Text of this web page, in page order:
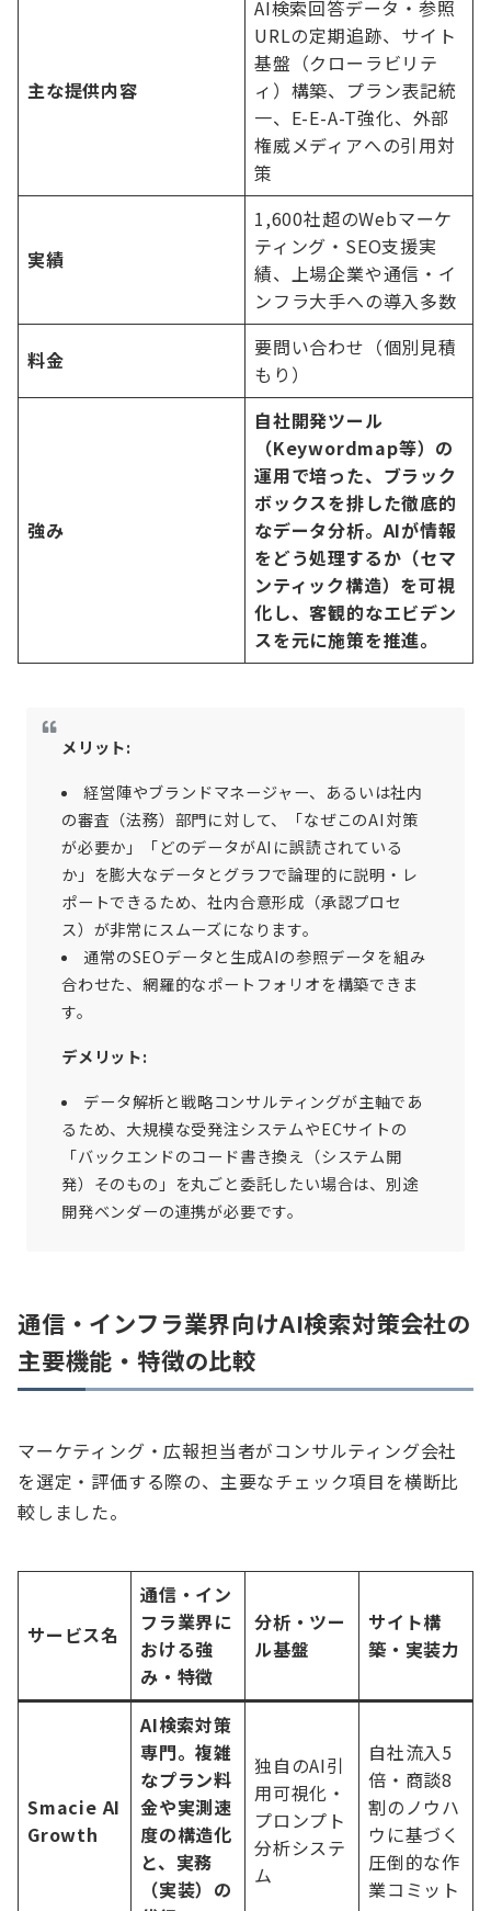
主な提供内容
AI検索回答データ・参照
URLの定期追跡、サイト
基盤（クローラビリテ
ィ）構築、プラン表記統
一、E-E-A-T強化、外部
権威メディアへの引用対
策
実績
1,600社超のWebマーケ
ティング・SEO支援実
績、上場企業や通信・イ
ンフラ大手への導入多数
料金
要問い合わせ（個別見積
もり）
強み
自社開発ツール
（Keywordmap等）の
運用で培った、ブラック
ボックスを排した徹底的
なデータ分析。AIが情報
をどう処理するか（セマ
ンティック構造）を可視
化し、客観的なエビデン
スを元に施策を推進。
メリット:
経営陣やブランドマネージャー、あるいは社内
の審査（法務）部門に対して、「なぜこのAI対策
が必要か」「どのデータがAIに誤読されている
か」を膨大なデータとグラフで論理的に説明・レ
ポートできるため、社内合意形成（承認プロセ
ス）が非常にスムーズになります。
通常のSEOデータと生成AIの参照データを組み
合わせた、網羅的なポートフォリオを構築できま
す。
デメリット:
データ解析と戦略コンサルティングが主軸であ
るため、大規模な受発注システムやECサイトの
「バックエンドのコード書き換え（システム開
発）そのもの」を丸ごと委託したい場合は、別途
開発ベンダーの連携が必要です。
通信・インフラ業界向けAI検索対策会社の
主要機能・特徴の比較
マーケティング・広報担当者がコンサルティング会社
を選定・評価する際の、主要なチェック項目を横断比
較しました。
サービス名
通信・イン
フラ業界に
おける強
み・特徴
分析・ツー
ル基盤
サイト構
築・実装力
Smacie AI
Growth
AI検索対策
専門。複雑
なプラン料
金や実測速
度の構造化
と、実務
（実装）の
独自のAI引
用可視化・
プロンプト
分析システ
ム
自社流入5
倍・商談8
割のノウハ
ウに基づく
圧倒的な作
業コミット